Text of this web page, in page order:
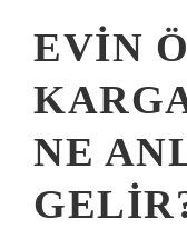
EVIN
NE